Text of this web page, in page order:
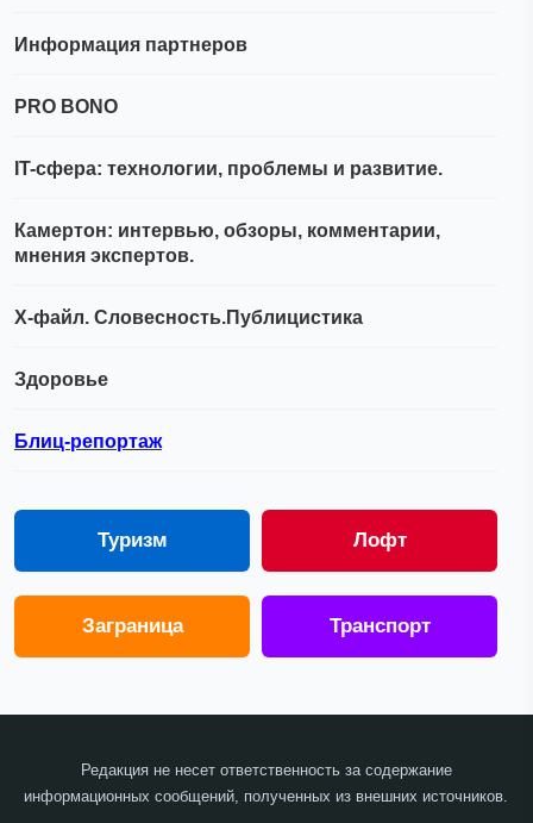
Информация партнеров
PRO BONO
IT-сфера: технологии, проблемы и развитие.
Камертон: интервью, обзоры, комментарии,
мнения экспертов.
Х-файл. Словесность.Публицистика
Здоровье
Блиц-репортаж
Туризм Лофт
Заграница Транспорт
Редакция не несет ответственность за содержание
информационных сообщений, полученных из внешних источников.